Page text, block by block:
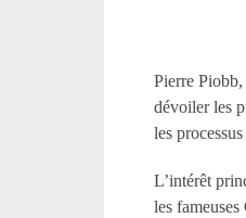
Pierre
dévoiler les
les
L’intérêt
les